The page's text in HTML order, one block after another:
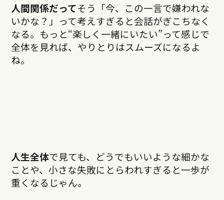
人間関係だってそう「今、この一言で嫌われな
いかな？」って考えすぎると会話がぎこちなく
なる。もっと“楽しく一緒にいたい”って感じで
全体を見れば、やりとりはスムーズになるよ
ね。
人生全体で見ても、どうでもいいような細かな
ことや、小さな失敗にとらわれすぎると一歩が
重くなるじゃん。